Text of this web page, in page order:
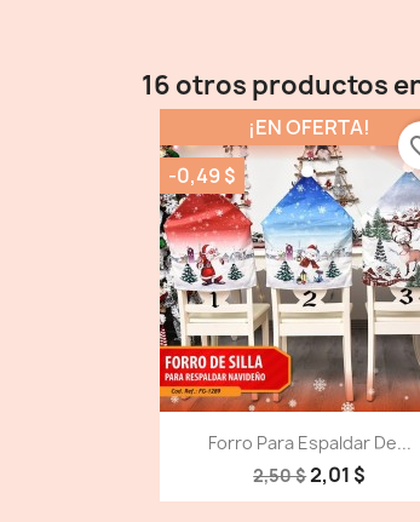
16 otros productos
 Vista detallada
Forro Para Espaldar De...
2,50 $2,01 $
¡EN OFERTA!
-0,49 $